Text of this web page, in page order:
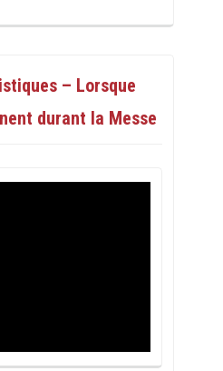
– Lorsque
durant la Messe